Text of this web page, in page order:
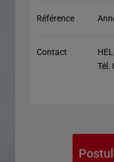
Référence
Contact
Tél.